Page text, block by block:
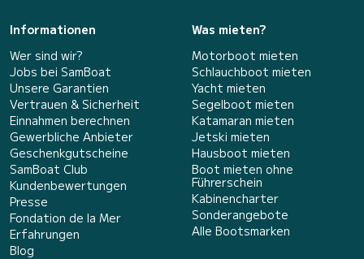
Informationen
Wer sind wir?
Jobs bei SamBoat
Unsere Garantien
Vertrauen & Sicherheit
Einnahmen berechnen
Gewerbliche Anbieter
Geschenkgutscheine
SamBoat Club
Kundenbewertungen
Presse
Fondation de la Mer
Erfahrungen
Blog
Was mieten?
Motorboot mieten
Schlauchboot mieten
Yacht mieten
Segelboot mieten
Katamaran mieten
Jetski mieten
Hausboot mieten
Boot mieten ohne
Führerschein
Kabinencharter
Sonderangebote
Alle Bootsmarken